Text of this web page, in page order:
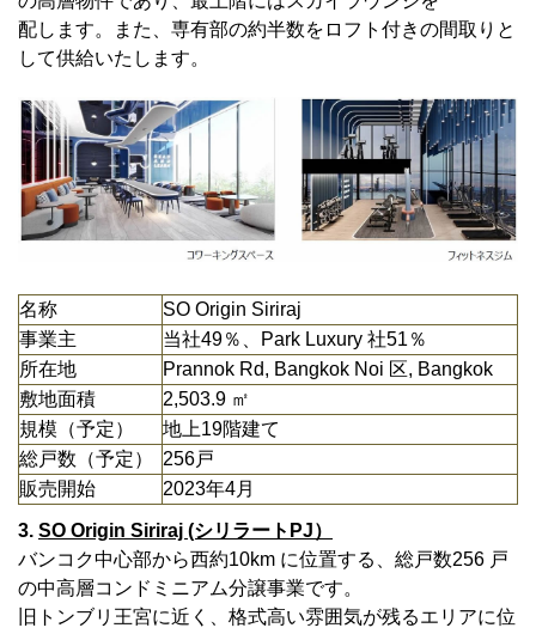
配します。また、専有部の約半数をロフト付きの間取りと
して供給いたします。
名称
SO Origin Siriraj
事業主
当社49％、Park Luxury 社51％
所在地
Prannok Rd, Bangkok Noi 区, Bangkok
敷地面積
2,503.9 ㎡
規模（予定）
地上19階建て
総戸数（予定）
256戸
販売開始
2023年4月
3. SO Origin Siriraj (シリラートPJ）
バンコク中心部から西約10km に位置する、総戸数256 戸
の中高層コンドミニアム分譲事業です。
旧トンブリ王宮に近く、格式高い雰囲気が残るエリアに位